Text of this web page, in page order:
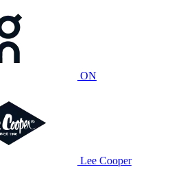
ON
Lee Cooper